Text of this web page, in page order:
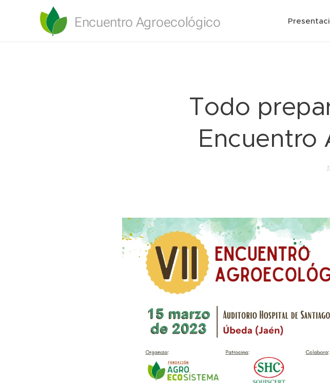
Encuentro Agroecológico
Todo
Encuentro